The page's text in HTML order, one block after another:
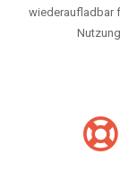
wiederaufladbar